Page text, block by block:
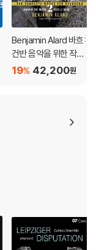
Benjamin Alard 바흐:
건반 음악을 위한 작품
전곡 2집 (Bach: Com
42,200원
19%